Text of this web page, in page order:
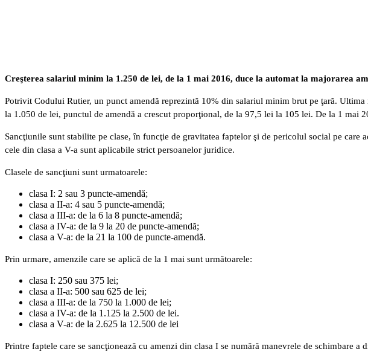
Creşterea salariul minim la 1.250 de lei, de la 1 mai 2016, duce la automat la majorarea
Potrivit Codului Rutier, un punct amendă reprezintă 10% din salariul minim brut pe ţară.
la 1.050 de lei, punctul de amendă a crescut proporţional, de la 97,5 lei la 105 lei. De la 1 mai
Sancţiunile sunt stabilite pe clase, în funcţie de gravitatea faptelor şi de pericolul social pe
cele din clasa a V-a sunt aplicabile strict persoanelor juridice.
Clasele de sancţiuni sunt urmatoarele:
clasa I: 2 sau 3 puncte-amendă;
clasa a II-a: 4 sau 5 puncte-amendă;
clasa a III-a: de la 6 la 8 puncte-amendă;
clasa a IV-a: de la 9 la 20 de puncte-amendă;
clasa a V-a: de la 21 la 100 de puncte-amendă.
Prin urmare, amenzile care se aplică de la 1 mai sunt următoarele:
clasa I: 250 sau 375 lei;
clasa a II-a: 500 sau 625 de lei;
clasa a III-a: de la 750 la 1.000 de lei;
clasa a IV-a: de la 1.125 la 2.500 de lei.
clasa a V-a: de la 2.625 la 12.500 de lei
Printre faptele care se sancţionează cu amenzi din clasa I se numără manevrele de schimbare